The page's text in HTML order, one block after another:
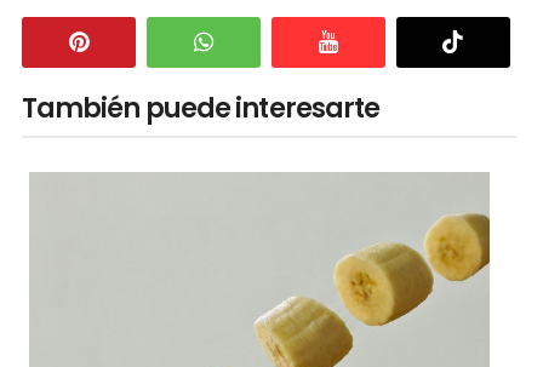
También puede interesarte